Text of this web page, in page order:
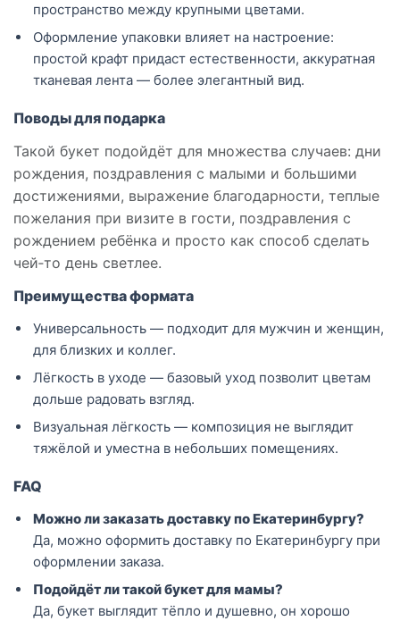
пространство между крупными цветами.
Оформление упаковки влияет на настроение:
простой крафт придаст естественности, аккуратная
тканевая лента — более элегантный вид.
Поводы для подарка
Такой букет подойдёт для множества случаев: дни
рождения, поздравления с малыми и большими
достижениями, выражение благодарности, теплые
пожелания при визите в гости, поздравления с
рождением ребёнка и просто как способ сделать
чей‑то день светлее.
Преимущества формата
Универсальность — подходит для мужчин и женщин,
для близких и коллег.
Лёгкость в уходе — базовый уход позволит цветам
дольше радовать взгляд.
Визуальная лёгкость — композиция не выглядит
тяжёлой и уместна в небольших помещениях.
FAQ
Можно ли заказать доставку по Екатеринбургу?
Да, можно оформить доставку по Екатеринбургу при
оформлении заказа.
Подойдёт ли такой букет для мамы?
Да, букет выглядит тёпло и душевно, он хорошо